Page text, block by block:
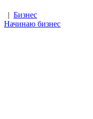
| Бизнес
Начинаю бизнес